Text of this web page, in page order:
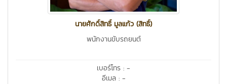
นายศักดิ์สิทธิ์ มูลแก้ว (สิทธิ์)
พนักงานขับรถยนต์
เบอร์โทร : -
อีเมล : -